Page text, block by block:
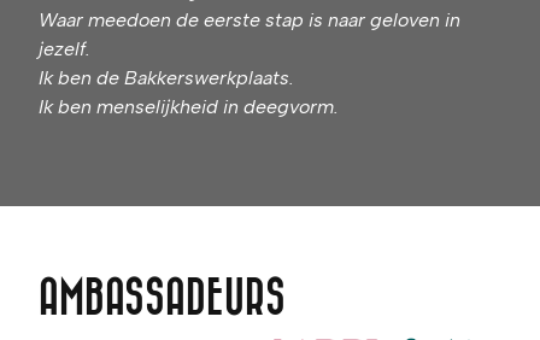
Waar meedoen de eerste stap is naar geloven in
jezelf.
Ik ben de Bakkerswerkplaats.
Ik ben menselijkheid in deegvorm.
AMBASSADEURS